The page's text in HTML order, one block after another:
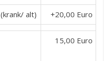
(krank/ alt) +20,00 Euro
15,00 Euro